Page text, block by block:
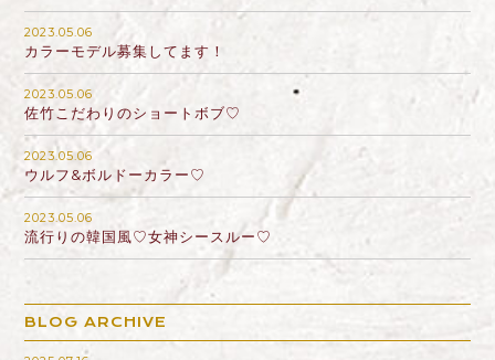
2023.05.06
カラーモデル募集してます！
2023.05.06
佐竹こだわりのショートボブ♡
2023.05.06
ウルフ&ボルドーカラー♡
2023.05.06
流行りの韓国風♡女神シースルー♡
BLOG ARCHIVE